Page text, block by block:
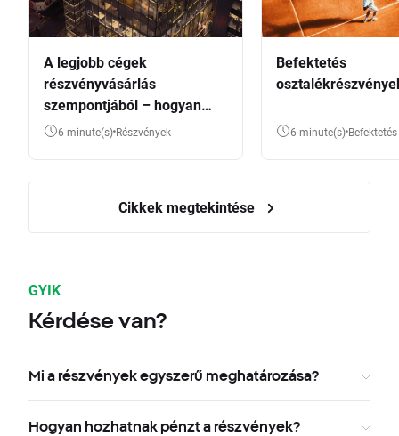
A legjobb cégek
részvényvásárlás
szempontjából – hogyan
válasszunk?
6 minute(s) Részvények
Befektetés
6 minute(s) Befektetés
Cikkek megtekintése
GYIK
Kérdése van?
Mi a részvények egyszerű meghatározása?
Hogyan hozhatnak pénzt a részvények?